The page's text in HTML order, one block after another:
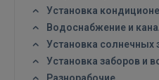
Установка
Водоснабжение и
Установка солнечных
Установка заборов и